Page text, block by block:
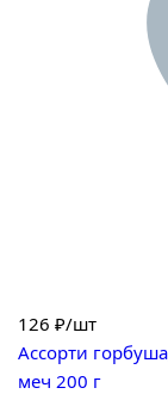
126 ₽/шт
Ассорти
меч 200 г